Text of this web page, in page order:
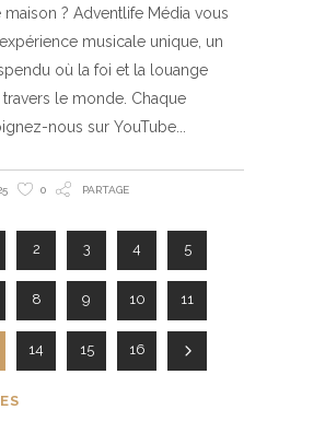
maison ? Adventlife Média vous
musicale unique, un
où la foi et la louange
le monde. Chaque
nous sur YouTube
0 PARTAGE
2 3 4 5
8 9 10 11
14 15 16